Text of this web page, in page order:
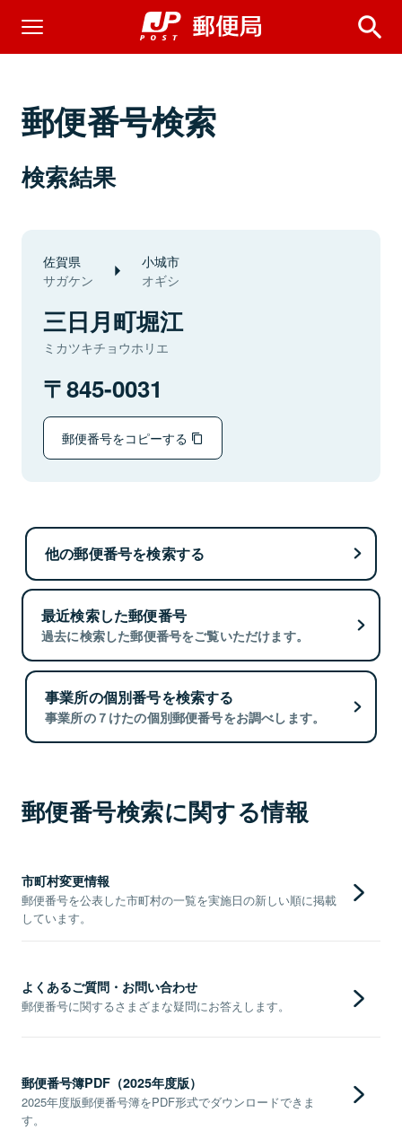
郵便番号検索
検索結果
佐賀県
サガケン
小城市
オギシ
三日月町堀江
ミカツキチョウホリエ
845-0031
郵便番号をコピーする
他の郵便番号を検索する
最近検索した郵便番号
過去に検索した郵便番号をご覧いただけます。
事業所の個別番号を検索する
事業所の７けたの個別郵便番号をお調べします。
郵便番号検索に関する情報
市町村変更情報
郵便番号を公表した市町村の一覧を実施日の新しい順に掲載
しています。
よくあるご質問・お問い合わせ
郵便番号に関するさまざまな疑問にお答えします。
郵便番号簿PDF（2025年度版）
2025年度版郵便番号簿をPDF形式でダウンロードできま
す。